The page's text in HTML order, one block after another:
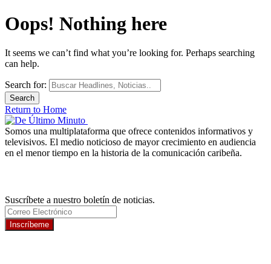
Oops! Nothing here
It seems we can’t find what you’re looking for. Perhaps searching
can help.
Search for:
Return to Home
Somos una multiplataforma que ofrece contenidos informativos y
televisivos. El medio noticioso de mayor crecimiento en audiencia
en el menor tiempo en la historia de la comunicación caribeña.
Suscríbete a nuestro boletín de noticias.
Inscríbeme